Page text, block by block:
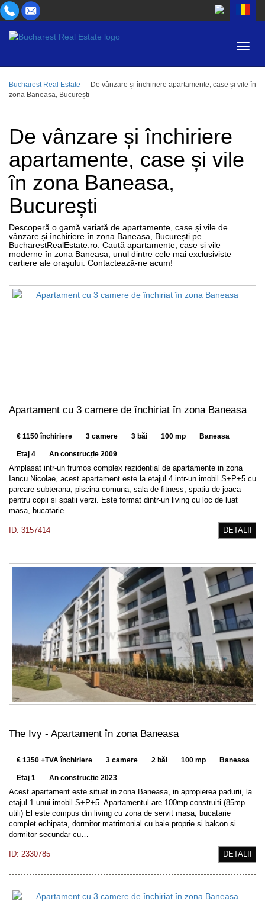
CUMPĂR
ZONĂ
PREȚ
Bucharest Real Estate
De vânzare și închiriere apartamente, case și vile în
zona Baneasa, București
De vânzare și închiriere
apartamente, case și vile
în zona Baneasa,
București
Descoperă o gamă variată de apartamente, case și vile de
vânzare și închiriere în zona Baneasa, București pe
BucharestRealEstate.ro. Caută apartamente, case și vile
moderne în zona Baneasa, unul dintre cele mai exclusiviste
cartiere ale orașului. Contactează-ne acum!
Apartament cu 3 camere de închiriat în zona Baneasa
€ 1150 închiriere 3 camere 3 băi 100 mp Baneasa
Etaj 4 An construcție 2009
Amplasat intr-un frumos complex rezidential de apartamente in zona
Iancu Nicolae, acest apartament este la etajul 4 intr-un imobil S+P+5 cu
parcare subterana, piscina comuna, sala de fitness, spatiu de joaca
pentru copii si spatii verzi. Este format dintr-un living cu loc de luat
masa, bucatarie…
ID: 3157414 DETALII
The Ivy - Apartament în zona Baneasa
€ 1350 +TVA închiriere 3 camere 2 băi 100 mp Baneasa
Etaj 1 An construcție 2023
Acest apartament este situat in zona Baneasa, in apropierea padurii, la
etajul 1 unui imobil S+P+5. Apartamentul are 100mp construiti (85mp
utili) El este compus din living cu zona de servit masa, bucatarie
complet echipata, dormitor matrimonial cu baie proprie si balcon si
dormitor secundar cu…
ID: 2330785 DETALII